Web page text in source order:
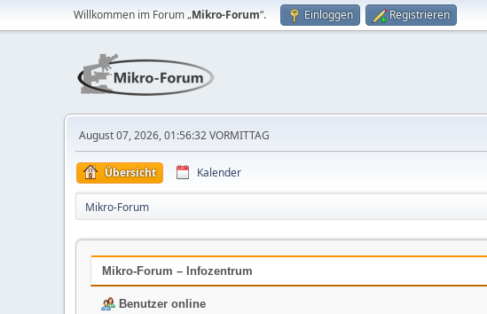
Willkommen im Forum „Mikro-Forum“. Einloggen Registrieren
August 07, 2026, 01:56:32 VORMITTAG
Übersicht Kalender
Mikro-Forum
Mikro-Forum – Infozentrum
Benutzer online